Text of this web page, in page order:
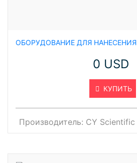
0 USD
КУПИТЬ
Производитель: CY